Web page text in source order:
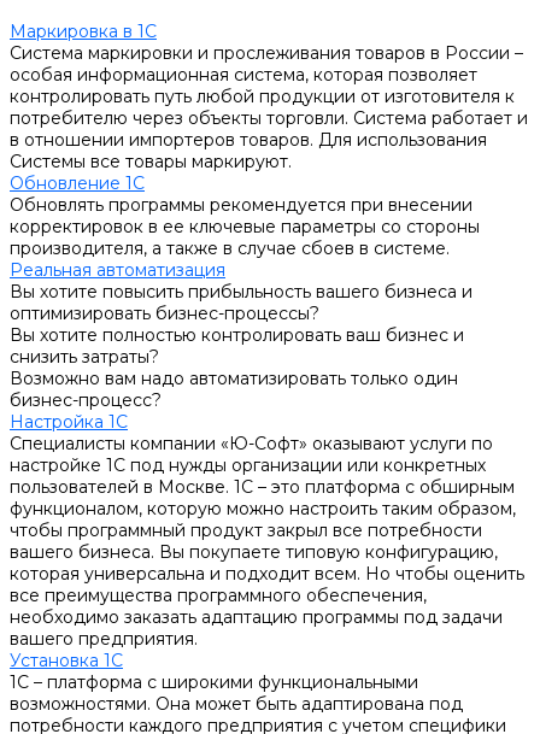
Маркировка в 1С
Система маркировки и прослеживания товаров в России –
особая информационная система, которая позволяет
контролировать путь любой продукции от изготовителя к
потребителю через объекты торговли. Система работает и
в отношении импортеров товаров. Для использования
Системы все товары маркируют.
Обновление 1С
Обновлять программы рекомендуется при внесении
корректировок в ее ключевые параметры со стороны
производителя, а также в случае сбоев в системе.
Реальная автоматизация
Вы хотите повысить прибыльность вашего бизнеса и
оптимизировать бизнес-процессы?
Вы хотите полностью контролировать ваш бизнес и
снизить затраты?
Возможно вам надо автоматизировать только один
бизнес-процесс?
Настройка 1С
Специалисты компании «Ю-Софт» оказывают услуги по
настройке 1С под нужды организации или конкретных
пользователей в Москве. 1С – это платформа с обширным
функционалом, которую можно настроить таким образом,
чтобы программный продукт закрыл все потребности
вашего бизнеса. Вы покупаете типовую конфигурацию,
которая универсальна и подходит всем. Но чтобы оценить
все преимущества программного обеспечения,
необходимо заказать адаптацию программы под задачи
вашего предприятия.
Установка 1С
1С – платформа с широкими функциональными
возможностями. Она может быть адаптирована под
потребности каждого предприятия с учетом специфики